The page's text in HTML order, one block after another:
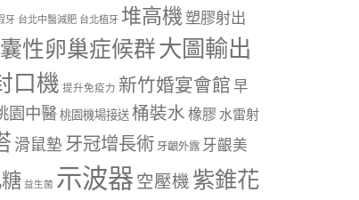
牙 台北中醫減肥 台北植牙 堆高機塑膠射出
性卵巢症候群大圖輸出
口機 提升免疫力 新竹婚宴會館 早
園中醫 桃園機場接送 桶裝水 橡膠 水雷射
滑鼠墊 牙冠增長術 牙齦外露 牙齦美
益生菌 示波器 空壓機 紫錐花